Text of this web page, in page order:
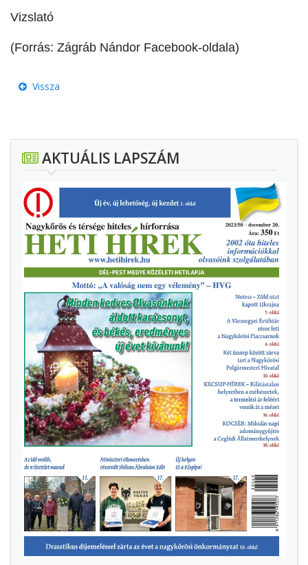
Vizslató
(Forrás: Zágráb Nándor Facebook-oldala)
Vissza
AKTUÁLIS LAPSZÁM